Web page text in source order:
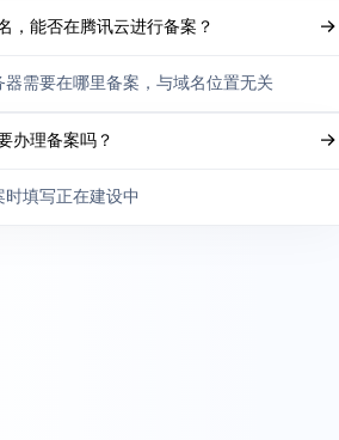
，能否在腾讯云进行备案？
需要在哪里备案，与域名位置无关
办理备案吗？
填写正在建设中